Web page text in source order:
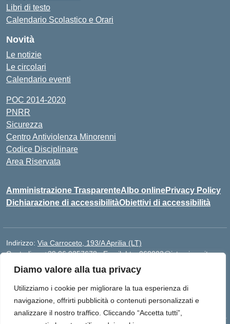
Diamo valore alla tua privacy
Utilizziamo i cookie per migliorare la tua esperienza di
navigazione, offrirti pubblicità o contenuti personalizzati e
analizzare il nostro traffico. Cliccando “Accetta tutti”,
Libri di testo
Calendario Scolastico e Orari
Novità
Le notizie
Le circolari
Calendario eventi
POC 2014-2020
PNRR
Sicurezza
Centro Antiviolenza Minorenni
Codice Disciplinare
Area Riservata
Amministrazione TrasparenteAlbo onlinePrivacy Policy
Dichiarazione di accessibilitàObiettivi di accessibilità
Indirizzo: Via Carroceto, 193/A Aprilia (LT)
Centralino:+39 06 9257678 Email:Ltps060002@istruzione.it
Posta elettronica certificata (PEC):Ltps060002@pec.istruzione.it
Codice meccanografico:
LTPS060002